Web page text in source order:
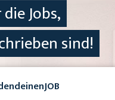
Jobs,
sind!